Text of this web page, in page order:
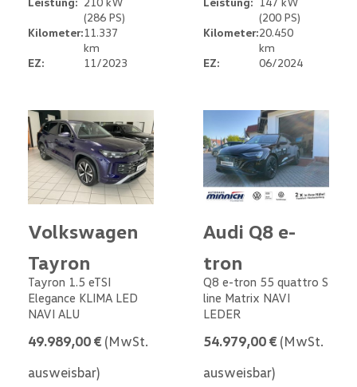
(286 PS)
Kilometer:11.337
km
EZ:
11/2023
(200 PS)
Kilometer:20.450
km
EZ:
06/2024
Volkswagen
Tayron
Tayron 1.5 eTSI
Elegance KLIMA LED
NAVI ALU
49.989,00 € (MwSt.
ausweisbar)
Audi Q8 e-
tron
Q8 e-tron 55 quattro S
line Matrix NAVI
LEDER
54.979,00 € (MwSt.
ausweisbar)